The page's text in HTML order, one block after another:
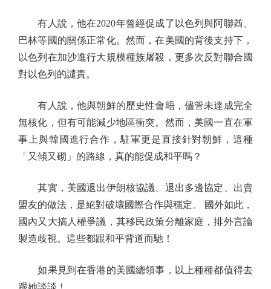
有人說，他在2020年曾經促成了以色列與阿聯酋、
巴林等國的關係正常化。然而，在美國的背後支持下，
以色列在加沙進行大規模種族屠殺，更多次反對聯合國
對以色列的譴責。
有人說，他與朝鮮的歷史性會晤，儘管未達成完全
無核化，但有可能減少地區衝突。然而，美國一直在軍
事上與韓國進行合作，駐軍更是直接針對朝鮮，這種
「又傾又砌」的路線，真的能促成和平嗎？
其實，美國退出伊朗核協議、退出多邊協定、出賣
盟友的做法，是絕對破壞國際合作與穩定。 國外如此，
國內又大搞人權爭議，其移民政策分離家庭，排外言論
製造歧視。這些都跟和平背道而馳！
如果見到在香港的美國總領事，以上種種都值得去
跟她談談！